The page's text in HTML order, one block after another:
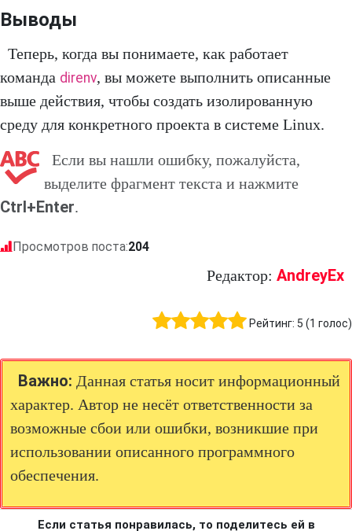
Выводы
Теперь, когда вы понимаете, как работает
команда direnv, вы можете выполнить описанные
выше действия, чтобы создать изолированную
среду для конкретного проекта в системе Linux.
Если вы нашли ошибку, пожалуйста,
выделите фрагмент текста и нажмите
Ctrl+Enter.
Просмотров поста:204
Редактор: AndreyEx
Рейтинг: 5 (1 голос)
Важно: Данная статья носит информационный
характер. Автор не несёт ответственности за
возможные сбои или ошибки, возникшие при
использовании описанного программного
обеспечения.
Если статья понравилась, то поделитесь ей в